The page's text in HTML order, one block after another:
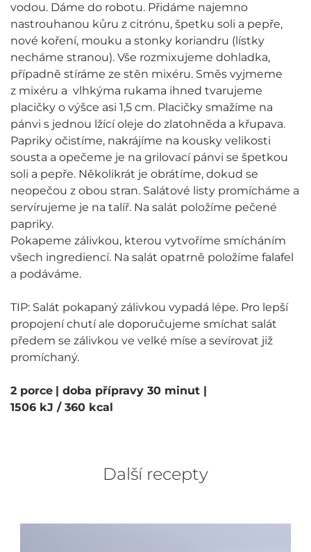
vodou. Dáme do robotu. Přidáme najemno
nastrouhanou kůru z citrónu, špetku soli a pepře,
nové koření, mouku a stonky koriandru (lístky
necháme stranou). Vše rozmixujeme dohladka,
případně stíráme ze stěn mixéru. Směs vyjmeme
z mixéru a vlhkýma rukama ihned tvarujeme
placičky o výšce asi 1,5 cm. Placičky smažíme na
pánvi s jednou lžící oleje do zlatohněda a křupava.
Papriky očistíme, nakrájíme na kousky velikosti
sousta a opečeme je na grilovací pánvi se špetkou
soli a pepře. Několikrát je obrátíme, dokud se
neopečou z obou stran. Salátové listy promícháme a
servírujeme je na talíř. Na salát položíme pečené
papriky.
Pokapeme zálivkou, kterou vytvoříme smícháním
všech ingrediencí. Na salát opatrně položíme falafel
a podáváme.
TIP: Salát pokapaný zálivkou vypadá lépe. Pro lepší
propojení chutí ale doporučujeme smíchat salát
předem se zálivkou ve velké míse a sevírovat již
promíchaný.
2 porce | doba přípravy 30 minut |
1506 kJ / 360 kcal
Další recepty